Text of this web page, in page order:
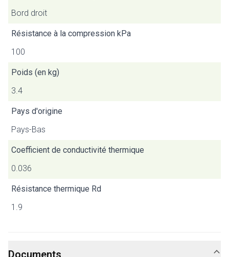
Bord droit
Résistance à la compression kPa
100
Poids (en kg)
3.4
Pays d'origine
Pays-Bas
Coefficient de conductivité thermique
0.036
Résistance thermique Rd
1.9
Documents